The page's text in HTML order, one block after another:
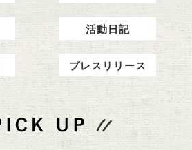
活動日記
プレスリリース